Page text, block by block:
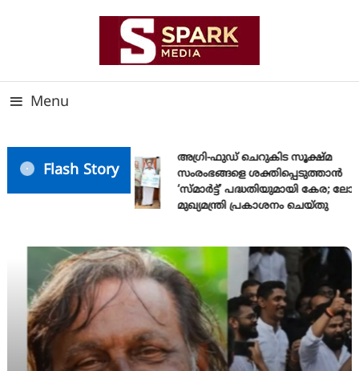
Menu
Flash Story
അഗ്രി-ഫുഡ് ചെറുകിട സൂക്ഷ്മ
സംരംഭങ്ങളെ ശക്തിപ്പെടുത്താന്‍
‘സ്മാര്‍ട്ട്’ പദ്ധതിയുമായി കേര;
മുഖ്യമന്ത്രി പ്രകാശനം ചെയ്തു